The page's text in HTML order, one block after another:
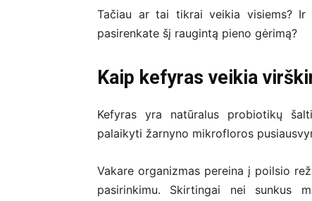
Tačiau ar tai tikrai veikia visiems?
pasirenkate šį raugintą pieno gėrimą?
Kaip kefyras veikia
Kefyras yra natūralus probiotikų
palaikyti žarnyno mikrofloros
Vakare organizmas pereina į poilsio
pasirinkimu. Skirtingai nei sunkus